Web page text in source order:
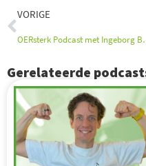
Vorige
VORIGE
Gerelateerde